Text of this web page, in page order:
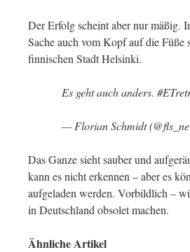
Der Erfolg scheint aber nur mäßig.
Sache auch vom Kopf auf die Füße
finnischen Stadt Helsinki.
Es geht auch anders.
— Florian Schmidt
Das Ganze sieht sauber und
kann es nicht erkennen – aber es
aufgeladen werden. Vorbildlich –
in Deutschland obsolet machen.
Ähnliche Artikel